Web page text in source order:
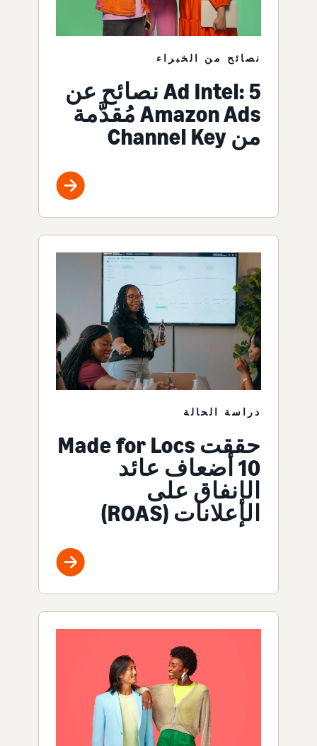
نصائح من الخبراء
Ad Intel: 5 نصائح عن
Amazon Ads مُقدَّمة
من Channel Key
دراسة الحالة
حققت Made for Locs
‏10 أضعاف عائد
الإنفاق على
الإعلانات (ROAS)